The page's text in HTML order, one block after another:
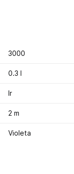
3000
0.3 l
Ir
2 m
Violeta